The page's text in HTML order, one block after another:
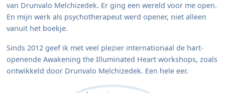
van Drunvalo Melchizedek. Er ging een wereld voor me open.
En mijn werk als psychotherapeut werd opener, niet alleen
vanuit het boekje.
Sinds 2012 geef ik met veel plezier internationaal de hart-
openende Awakening the Illuminated Heart workshops, zoals
ontwikkeld door Drunvalo Melchizedek. Een hele eer.